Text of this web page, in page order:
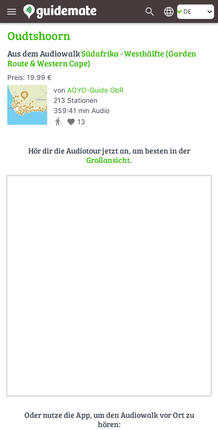
menu search language
Oudtshoorn
Aus dem AudiowalkSüdafrika - Westhälfte (Garden
Route & Western Cape)
Preis: 19.99 €
von AOYO-Guide GbR
213 Stationen
359:41 min Audio
directions_walk favorite 13
Hör dir die Audiotour jetzt an, am besten in der
Großansicht.
Oder nutze die App, um den Audiowalk vor Ort zu
hören: